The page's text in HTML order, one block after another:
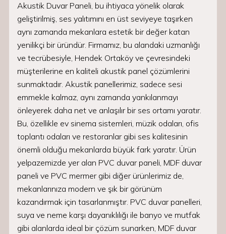
Akustik Duvar Paneli, bu ihtiyaca yönelik olarak
geliştirilmiş, ses yalıtımını en üst seviyeye taşırken
aynı zamanda mekanlara estetik bir değer katan
yenilikçi bir üründür. Firmamız, bu alandaki uzmanlığı
ve tecrübesiyle, Hendek Ortaköy ve çevresindeki
müşterilerine en kaliteli akustik panel çözümlerini
sunmaktadır. Akustik panellerimiz, sadece sesi
emmekle kalmaz, aynı zamanda yankılanmayı
önleyerek daha net ve anlaşılır bir ses ortamı yaratır.
Bu, özellikle ev sinema sistemleri, müzik odaları, ofis
toplantı odaları ve restoranlar gibi ses kalitesinin
önemli olduğu mekanlarda büyük fark yaratır. Ürün
yelpazemizde yer alan PVC duvar paneli, MDF duvar
paneli ve PVC mermer gibi diğer ürünlerimiz de,
mekanlarınıza modern ve şık bir görünüm
kazandırmak için tasarlanmıştır. PVC duvar panelleri,
suya ve neme karşı dayanıklılığı ile banyo ve mutfak
gibi alanlarda ideal bir çözüm sunarken, MDF duvar